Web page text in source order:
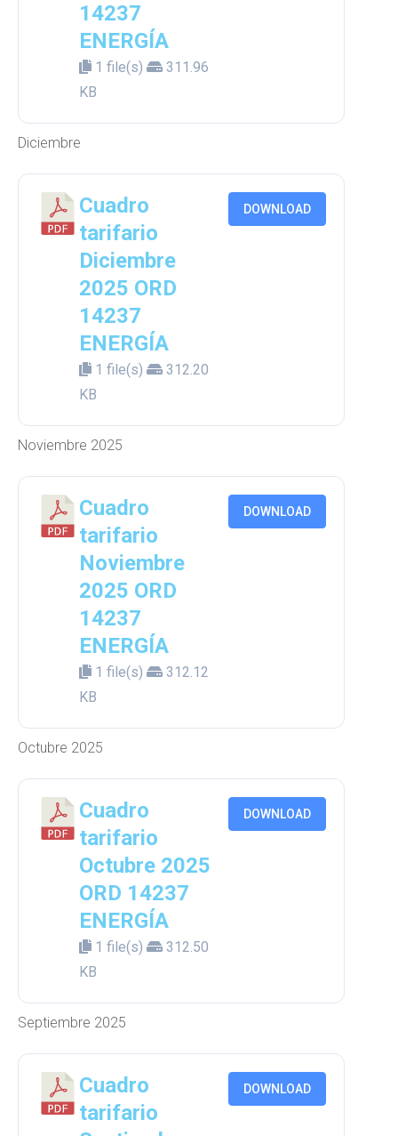
14237
ENERGÍA
1 file(s)
311.96
KB
Diciembre
Cuadro
tarifario
Diciembre
2025 ORD
14237
ENERGÍA
1 file(s)
312.20
KB
DOWNLOAD
Noviembre 2025
Cuadro
tarifario
Noviembre
2025 ORD
14237
ENERGÍA
1 file(s)
312.12
KB
DOWNLOAD
Octubre 2025
Cuadro
tarifario
Octubre 2025
ORD 14237
ENERGÍA
1 file(s)
312.50
KB
DOWNLOAD
Septiembre 2025
Cuadro
tarifario
DOWNLOAD